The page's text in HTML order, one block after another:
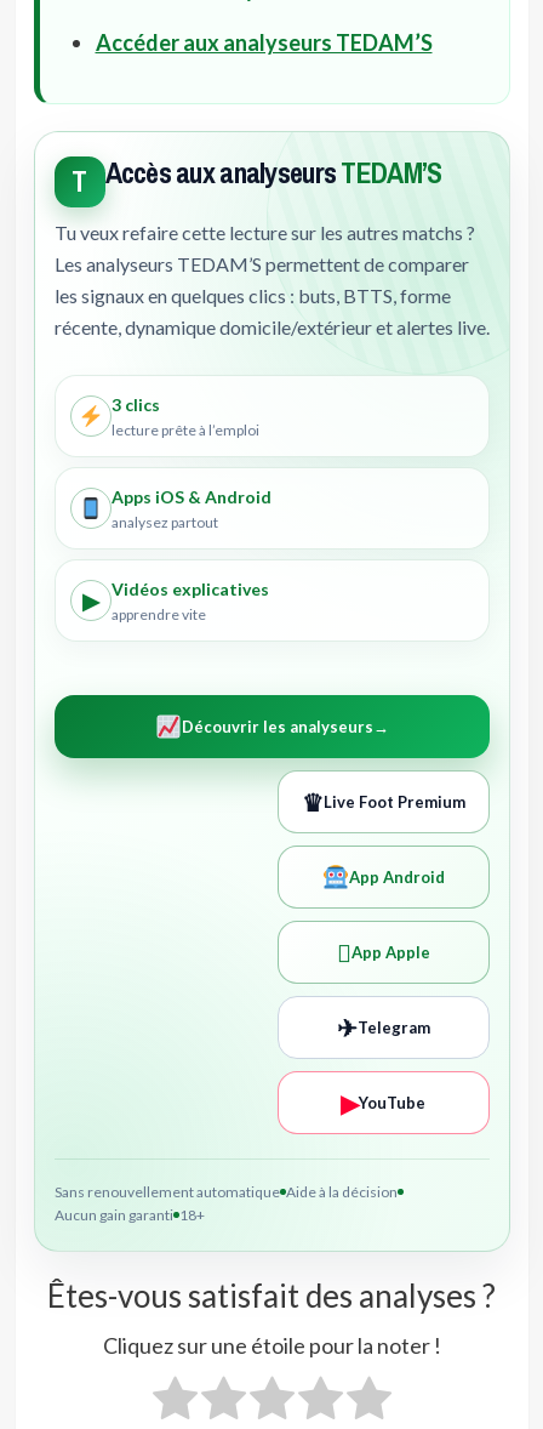
Accéder aux analyseurs TEDAM’S
T Accès aux analyseursTEDAM’S
Tu veux refaire cette lecture sur les autres matchs ?
Les analyseurs TEDAM’S permettent de comparer
les signaux en quelques clics : buts, BTTS, forme
récente, dynamique domicile/extérieur et alertes live.
3 clics
lecture prête à l’emploi
Apps iOS & Android
analysez partout
▶ Vidéos explicatives
apprendre vite
Découvrir les analyseurs→
♛Live Foot Premium
App Android
App Apple
✈Telegram
▶YouTube
Sans renouvellement automatique Aide à la décision
Aucun gain garanti 18+
Êtes-vous satisfait des analyses ?
Cliquez sur une étoile pour la noter !